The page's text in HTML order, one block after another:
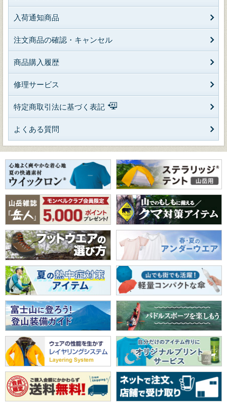
入荷通知商品
注文商品の確認・キャンセル
商品購入履歴
修理サービス
特定商取引法に基づく表記
よくある質問